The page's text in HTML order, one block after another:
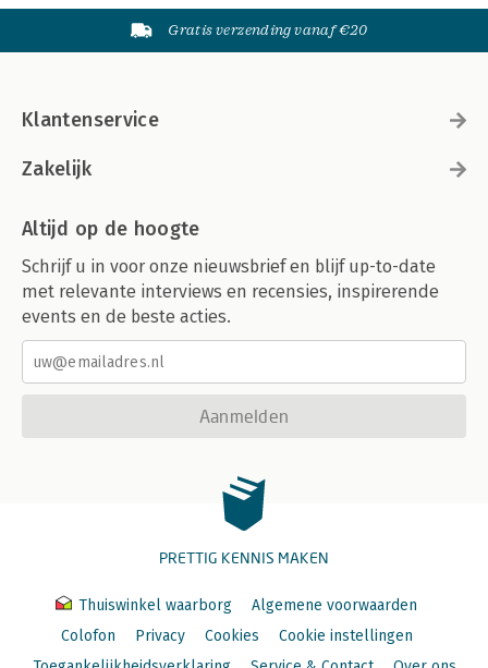
Gratis verzending vanaf €20
Klantenservice
Zakelijk
Altijd op de hoogte
Schrijf u in voor onze nieuwsbrief en blijf up-to-date
met relevante interviews en recensies, inspirerende
events en de beste acties.
Aanmelden
PRETTIG KENNIS MAKEN
Thuiswinkel waarborg
Algemene voorwaarden
Colofon
Privacy Cookies
Cookie instellingen